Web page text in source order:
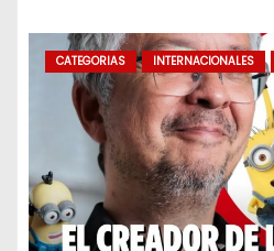
CATEGORIAS INTERNACIONALES